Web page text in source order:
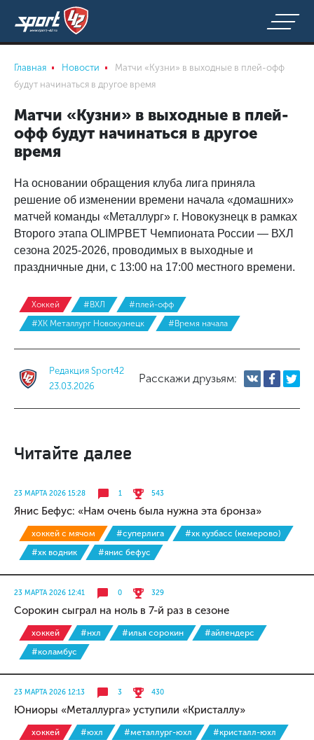
Главная Новости
Матчи «Кузни» в выходные в плей-офф
будут начинаться в другое время
Матчи «Кузни» в выходные в плей-
офф будут начинаться в другое
время
На основании обращения клуба лига приняла
решение об изменении времени начала «домашних»
матчей команды «Металлург» г. Новокузнецк в рамках
Второго этапа OLIMPВЕТ Чемпионата России — ВХЛ
сезона 2025-2026, проводимых в выходные и
праздничные дни, с 13:00 на 17:00 местного времени.
Хоккей #ВХЛ
#плей-офф
#ХК Металлург Новокузнецк
#Время начала
Редакция Sport42
23.03.2026
Расскажи друзьям:
Читайте далее
23 МАРТА 2026 15:28 1 543
Янис Бефус: «Нам очень была нужна эта бронза»
хоккей с мячом #суперлига
#хк кузбасс (кемерово)
#хк водник
#янис бефус
23 МАРТА 2026 12:41 0 329
Сорокин сыграл на ноль в 7-й раз в сезоне
хоккей #нхл #илья сорокин
#айлендерс
#коламбус
23 МАРТА 2026 12:13 3 430
Юниоры «Металлурга» уступили «Кристаллу»
хоккей #юхл #металлург-юхл #кристалл-юхл